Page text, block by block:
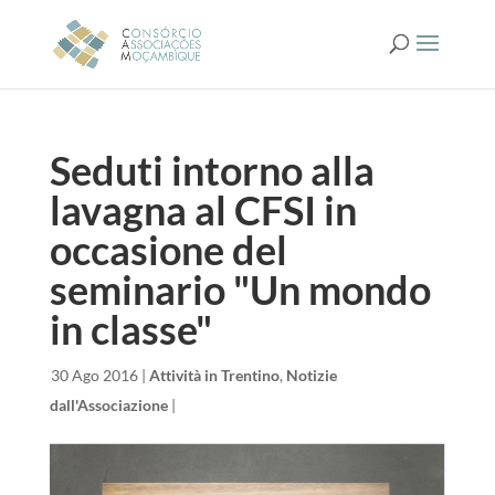
Seduti intorno alla
lavagna al CFSI in
occasione del
seminario "Un mondo
in classe"
30 Ago 2016| Attività in Trentino, Notizie
dall'Associazione|